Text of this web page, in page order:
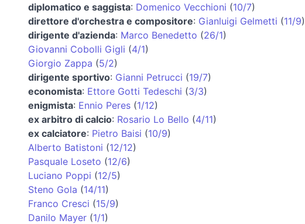
diplomatico e saggista: Domenico Vecchioni (10/7)
direttore d'orchestra e compositore: Gianluigi Gelmetti (11/9)
dirigente d'azienda: Marco Benedetto (26/1)
Giovanni Cobolli Gigli (4/1)
Giorgio Zappa (5/2)
dirigente sportivo: Gianni Petrucci (19/7)
economista: Ettore Gotti Tedeschi (3/3)
enigmista: Ennio Peres(1/12)
ex arbitro di calcio: Rosario Lo Bello (4/11)
ex calciatore: Pietro Baisi (10/9)
Alberto Batistoni (12/12)
Pasquale Loseto (12/6)
Luciano Poppi (12/5)
Steno Gola (14/11)
Franco Cresci (15/9)
Danilo Mayer(1/1)